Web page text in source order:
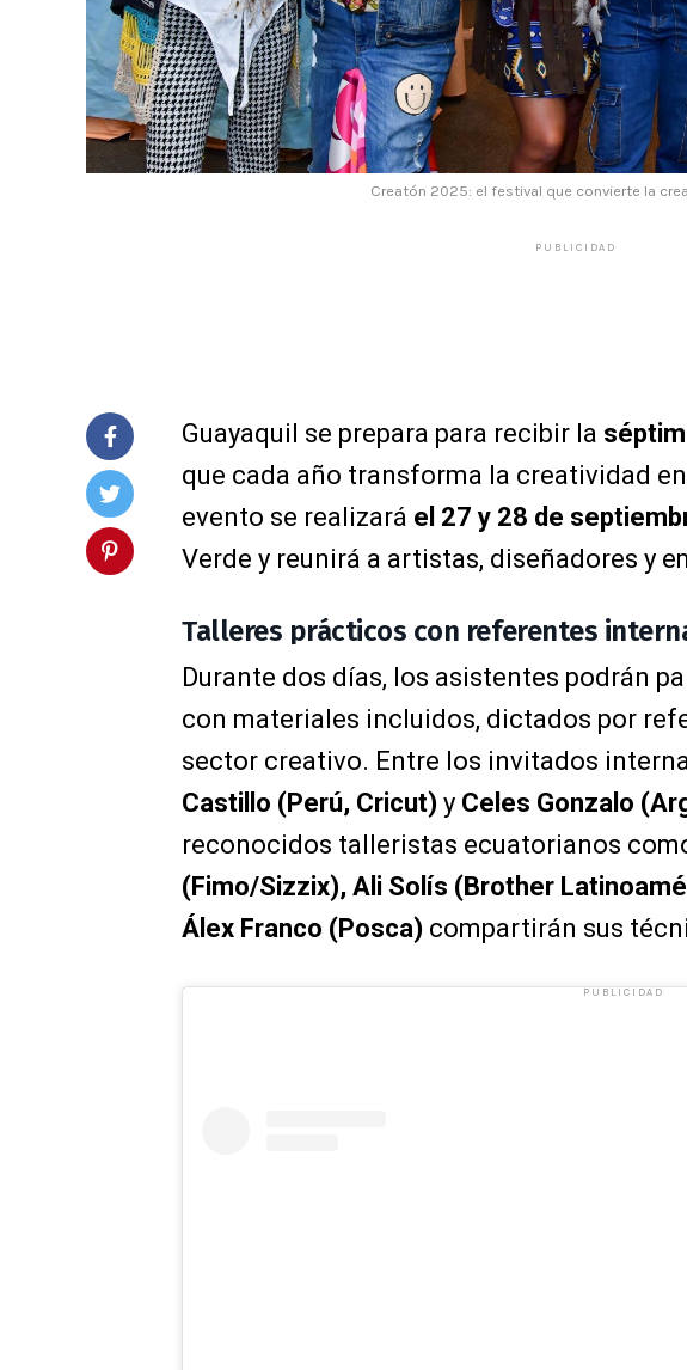
Creatón 2025: el festival que convierte la
PUBLICIDAD
Guayaquil se prepara para recibir la
que cada año transforma la creatividad
evento se realizará el 27 y 28 de
Verde y reunirá a artistas, diseñadores y
Talleres prácticos con referentes
Durante dos días, los asistentes podrán
con materiales incluidos, dictados por
sector creativo. Entre los invitados
Castillo (Perú, Cricut) y Celes Gonzalo
reconocidos talleristas ecuatorianos
(Fimo/Sizzix), Ali Solís (Brother
Álex Franco (Posca) compartirán sus
PUBLICIDAD